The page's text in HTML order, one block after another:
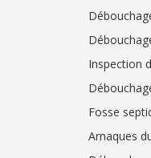
Inspection
Fosse
Arnaques